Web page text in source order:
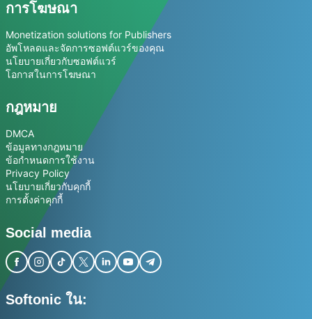
การโฆษณา
Monetization solutions for Publishers
อัพโหลดและจัดการซอฟต์แวร์ของคุณ
นโยบายเกี่ยวกับซอฟต์แวร์
โอกาสในการโฆษณา
กฎหมาย
DMCA
ข้อมูลทางกฎหมาย
ข้อกำหนดการใช้งาน
Privacy Policy
นโยบายเกี่ยวกับคุกกี้
การตั้งค่าคุกกี้
Social media
Softonic ใน: